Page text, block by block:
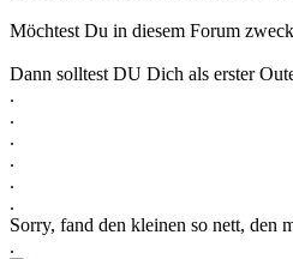
Möchtest Du in diesem Forum
Dann solltest DU Dich als erster
.
.
.
.
.
.
Sorry, fand den kleinen so nett, den
.